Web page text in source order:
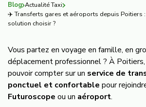
Blog Actualité Taxi
✈️ Transferts gares et aéroports depuis Poitiers :
solution choisir ?
Vous partez en voyage en famille, en
déplacement professionnel ? À
pouvoir compter sur un service de
ponctuel et confortable pour
Futuroscope ou un aéroport.